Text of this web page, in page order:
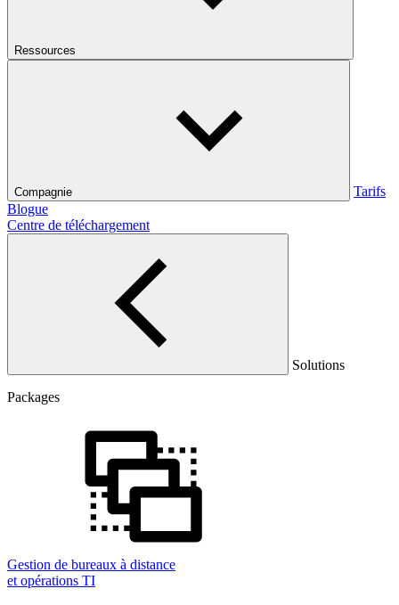
Ressources
Compagnie
Tarifs
Blogue
Centre de téléchargement
Solutions
Packages
Gestion de bureaux à distance
et opérations TI